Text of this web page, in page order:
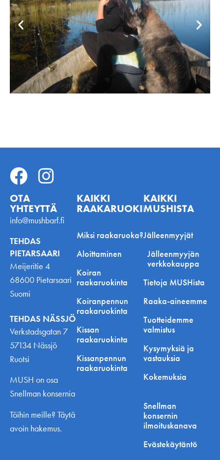
OTA
YHTEYTTÄ
info@mushbarf.fi
TEHDAS
PIETARSAARI
Meijeritie 4
68600 Pietarsaari
Suomi
TEHDAS NÄSSJÖ
Verkstadsgatan 7
57134 Nässjö
Ruotsi
MUSH on osa
Snellman konsernia
Töihin meille? Täytä
avoin hakemus.
KAIKKI
RAAKARUOKINNASTA
Miksi raakaruoka?
Aloittaminen
Koiran
raakaruokinta
Koiranpennun
raakaruokinta
Kissan
raakaruokinta
Kissanpennun
raakaruokinta
KAIKKI
MUSHISTA
Jälleenmyyjät
Jälleenmyyjän
verkkokauppa
Tietoja MUSHista
Raaka-aineemme
Tuotteidemme
valmistus
Kysymyksiä ja
vastauksia
Kokemuksia
Snellman
konsernin
ilmoituskanava
Evästekäytäntö